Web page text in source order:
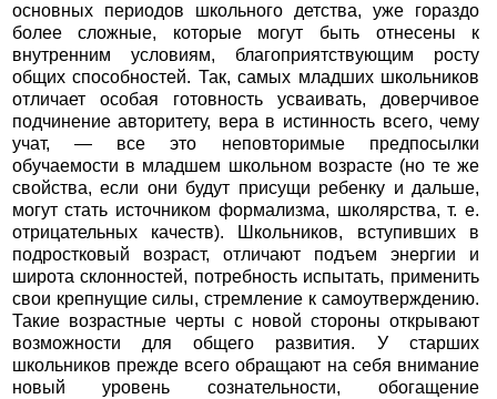
основных периодов школьного детства, уже гораздо
более сложные, которые могут быть отнесены к
внутренним условиям, благоприятствующим росту
общих способностей. Так, самых младших школьников
отличает особая готовность усваивать, доверчивое
подчинение авторитету, вера в истинность всего, чему
учат, — все это неповторимые предпосылки
обучаемости в младшем школьном возрасте (но те же
свойства, если они будут присущи ребенку и дальше,
могут стать источником формализма, школярства, т. е.
отрицательных качеств). Школьников, вступивших в
подростковый возраст, отличают подъем энергии и
широта склонностей, потребность испытать, применить
свои крепнущие силы, стремление к самоутверждению.
Такие возрастные черты с новой стороны открывают
возможности для общего развития. У старших
школьников прежде всего обращают на себя внимание
новый уровень сознательности, обогащение